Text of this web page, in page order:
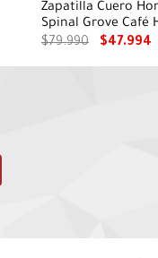
Zapatilla Cuero
Spinal Grove Café
Puppies
$79.990 $47.994